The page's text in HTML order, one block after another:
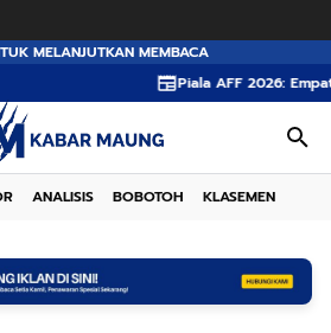
MELANJUTKAN MEMBACA
Piala AFF 2026: Empat
ANALISIS BOBOTOH KLASEMEN